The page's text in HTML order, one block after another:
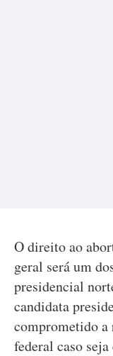
O direito ao
geral será um
presidencial
candidata
comprometido a
federal caso